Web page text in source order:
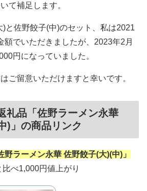
て補足します。
)と佐野餃子(中)のセット、私は2021
額でいただきましたが、2023年2月
円になっていました。
ご留意いただけますと幸いです。
礼品「佐野ラーメン永華
)」の商品リンク
野ラーメン永華 佐野餃子(大)(中) 」
べ1,000円値上がり